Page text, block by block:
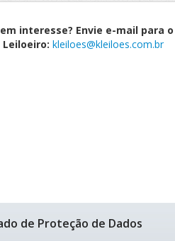
interesse? Envie e-mail para o
Leiloeiro: kleiloes@kleiloes.com.br
de Proteção de Dados